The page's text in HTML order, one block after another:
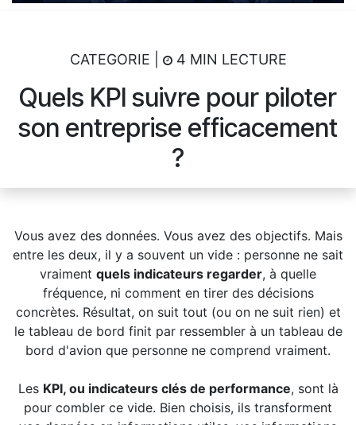
CATEGORIE | 4 MIN LECTURE
Quels KPI suivre pour piloter
son entreprise efficacement
?
Vous avez des données. Vous avez des objectifs. Mais
entre les deux, il y a souvent un vide : personne ne sait
vraiment quels indicateurs regarder, à quelle
fréquence, ni comment en tirer des décisions
concrètes. Résultat, on suit tout (ou on ne suit rien) et
le tableau de bord finit par ressembler à un tableau de
bord d'avion que personne ne comprend vraiment.
Les KPI, ou indicateurs clés de performance, sont là
pour combler ce vide. Bien choisis, ils transforment